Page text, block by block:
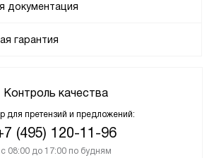
документация
гарантия
Контроль качества
для претензий и предложений:
(495) 120-11-96
с 08:00 до 17:00 по будням